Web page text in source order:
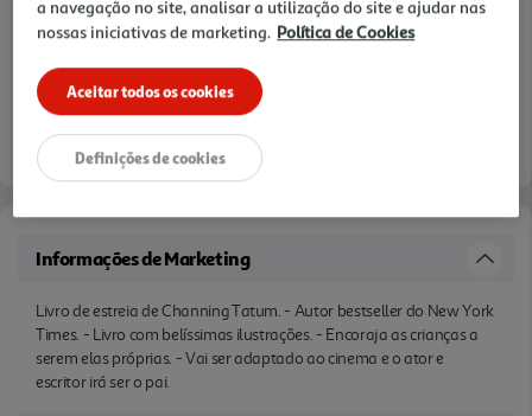
Informações de Marketing
Livro de estreia de Channing Tatum. - Autor bestseller do New York
Times. - Livro com belíssimas ilustrações. - Encoraja as crianças a
serem elas próprias. - Vai ser adaptado ao cinema e o ator e
escritor irá ser o pai.
a navegação no site, analisar a utilização do site e ajudar nas
nossas iniciativas de marketing. Política de Cookies
Aceitar todos os cookies
Definições de cookies